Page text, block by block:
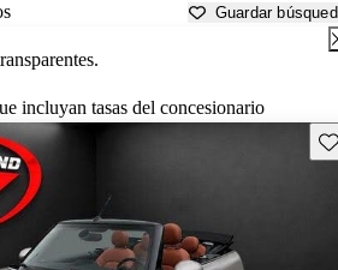
Guardar
incluyan tasas del concesionario